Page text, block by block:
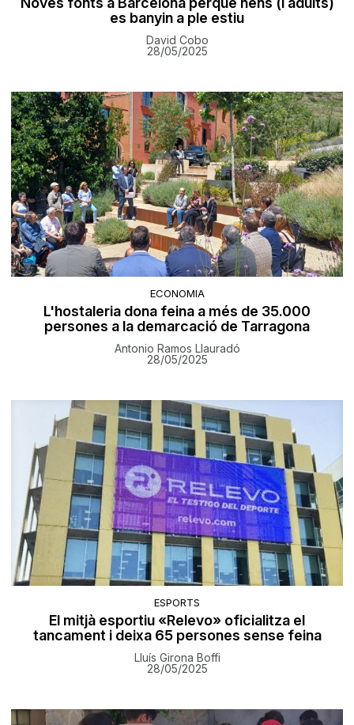
es banyin a ple estiu
David Cobo
28/05/2025
ECONOMIA
L'hostaleria dona feina a més de 35.000
persones a la demarcació de Tarragona
Antonio Ramos Llauradó
28/05/2025
ESPORTS
El mitjà esportiu «Relevo» oficialitza el
tancament i deixa 65 persones sense feina
Lluís Girona Boffi
28/05/2025